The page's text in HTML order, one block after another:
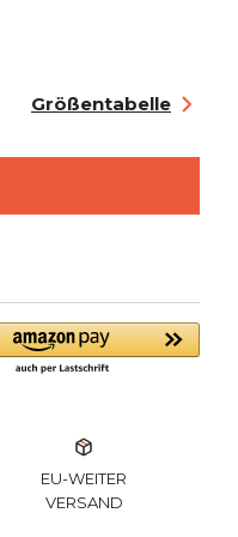
Größentabelle
EU-WEITER
VERSAND